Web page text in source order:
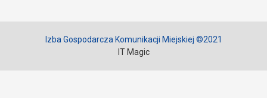
Izba Gospodarcza Komunikacji Miejskiej ©2021
IT Magic